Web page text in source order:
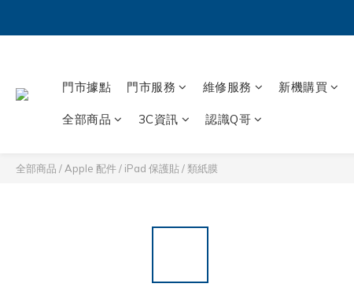
門市據點 門市服務 維修服務 新機購買
全部商品 3C資訊 認識Q哥
全部商品 / Apple 配件/ iPad 保護貼 / 類紙膜